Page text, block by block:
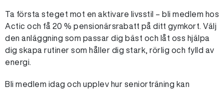
Ta första steget mot en aktivare livsstil – bli medlem hos
Actic och få 20 % pensionärsrabatt på ditt gymkort. Välj
den anläggning som passar dig bäst och låt oss hjälpa
dig skapa rutiner som håller dig stark, rörlig och fylld av
energi.
Bli medlem idag och upplev hur seniorträning kan